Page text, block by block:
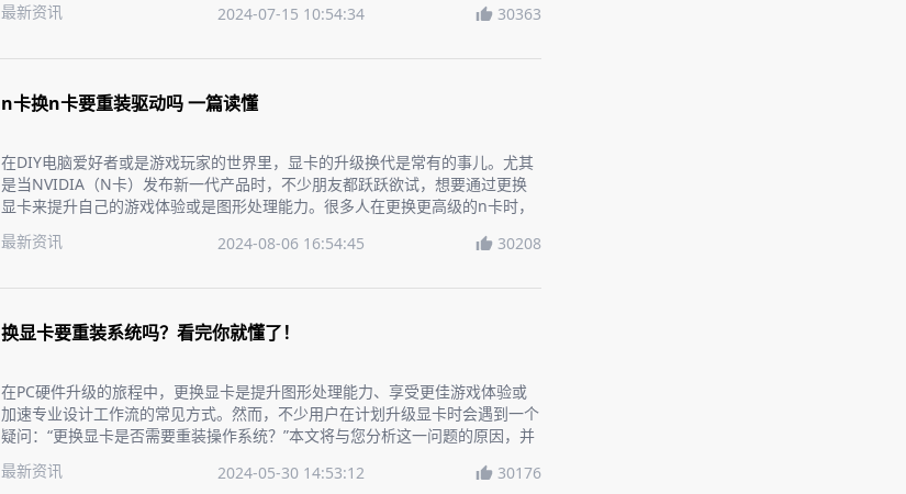
最新资讯 2024-07-15 10:54:34 30363
n卡换n卡要重装驱动吗 一篇读懂
在DIY电脑爱好者或是游戏玩家的世界里，显卡的升级换代是常有的事儿。尤其
是当NVIDIA（N卡）发布新一代产品时，不少朋友都跃跃欲试，想要通过更换
显卡来提升自己的游戏体验或是图形处理能力。很多人在更换更高级的n卡时，
手，无忧升级。
最新资讯 2024-08-06 16:54:45 30208
换显卡要重装系统吗？看完你就懂了！
在PC硬件升级的旅程中，更换显卡是提升图形处理能力、享受更佳游戏体验或
加速专业设计工作流的常见方式。然而，不少用户在计划升级显卡时会遇到一个
疑问：“更换显卡是否需要重装操作系统？”本文将与您分析这一问题的原因，并
最新资讯 2024-05-30 14:53:12 30176